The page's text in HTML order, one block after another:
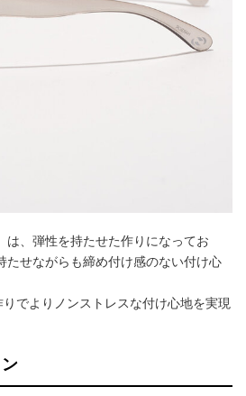
は、弾性を持たせた作りになってお
たせながらも締め付け感のない付け心
でよりノンストレスな付け心地を実現